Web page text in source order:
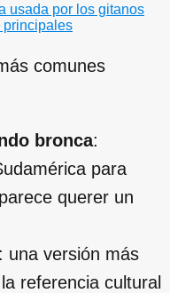
usada por los gitanos
principales
comunes
bronca:
para
querer un
: una versión más
referencia cultural